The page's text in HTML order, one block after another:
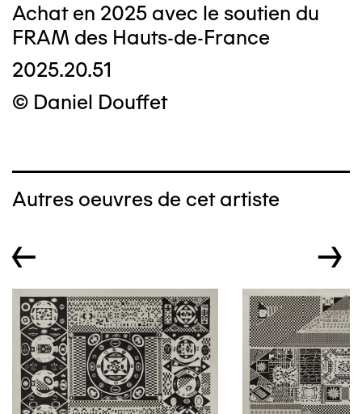
Achat en 2025 avec le soutien du
FRAM des Hauts-de-France
2025.20.51
© Daniel Douffet
Autres oeuvres de cet artiste
← →